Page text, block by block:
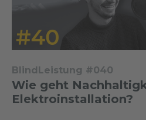
BlindLeistung #040
Wie geht
Elektroinstallation?